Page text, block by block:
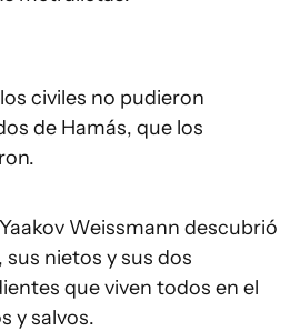
civiles no pudieron
de Hamás, que los
Weissmann descubrió
nietos y sus dos
que viven todos en el
y salvos.